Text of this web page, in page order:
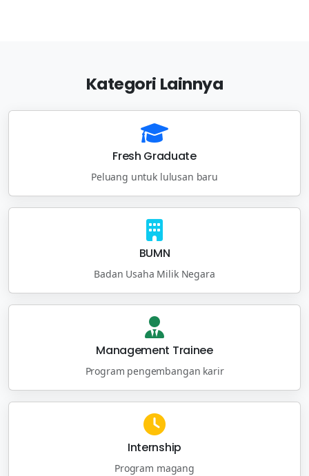
Kategori Lainnya
Fresh Graduate
Peluang untuk lulusan baru
BUMN
Badan Usaha Milik Negara
Management Trainee
Program pengembangan karir
Internship
Program magang